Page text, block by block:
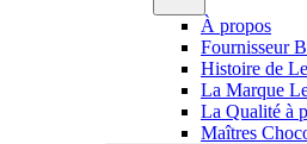
À propos
Fournisseur
Histoire de
La Marque
La Qualité à
Maîtres